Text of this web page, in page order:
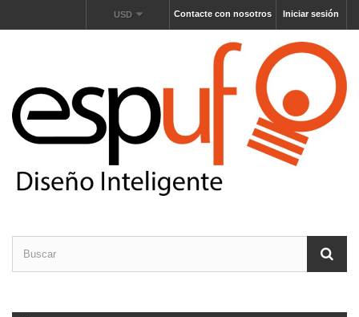
Iniciar sesión
Contacte con nosotros
USD